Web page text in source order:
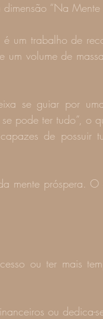
“Na Mente
um trabalho de
volume de
se guiar por
pode ter tudo”, o
de possuir
mente próspera. O
ou ter mais
ou dedica-